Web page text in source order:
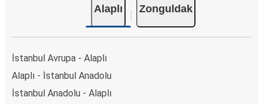
Alaplı Zonguldak
İstanbul Avrupa - Alaplı
Alaplı - İstanbul Anadolu
İstanbul Anadolu - Alaplı